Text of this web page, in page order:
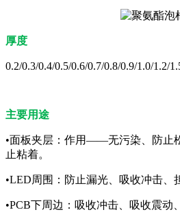
厚度
0.2/0.3/0.4/0.5/0.6/0.7/0.8/0.9/1.0/1.2/
主要用途
•面板夹层：作用——无污染、防止
止粘着。
•LED周围：防止漏光、吸收冲击、
•PCB下周边：吸收冲击、吸收震动